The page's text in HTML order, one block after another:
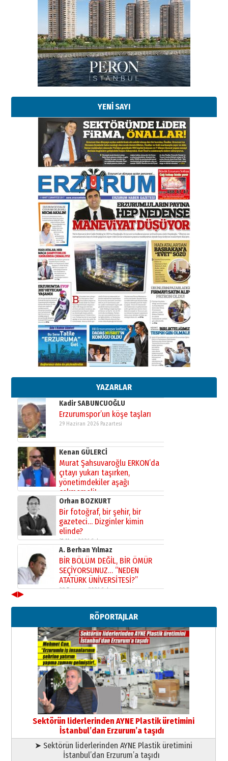
YENİ SAYI
YAZARLAR
Esat BİNDESEN
Başkan Sekmen’den Erzurum’a
bir vizyon proje daha!
02 Ağustos 2026 Pazar
Kadir SABUNCUOĞLU
Erzurumspor’un köşe taşları
29 Haziran 2026 Pazartesi
Kenan GÜLERCİ
Murat Şahsuvaroğlu ERKON’da
çıtayı yukarı taşırken,
yönetimdekiler aşağı
çekmemeli!
17 Şubat 2026 SalıOrhan BOZKURT
Bir fotoğraf, bir şehir, bir
gazeteci… Dizginler kimin
elinde?
31 Mart 2026 Salı
A. Berhan Yılmaz
BİR BÖLÜM DEĞİL, BİR ÖMÜR
SEÇİYORSUNUZ… “NEDEN
ATATÜRK ÜNİVERSİTESİ?”
28 Temmuz 2026 Salı
Ahmet Gökhan YAZICI
Ahmed Yesevi’den bir Alperen…
”Reisimiz” idi… Hakka yürüdü.!
26 Mart 2026 Perşembe
Cem Bakırcı
Ardında bıraktığı hatıralarıyla
gönül adamı Faruk Terzioğlu!
13 Mayıs 2026 Çarşamba
Esat BİNDESEN
Başkan Sekmen’den Erzurum’a
bir vizyon proje daha!
02 Ağustos 2026 Pazar
Kadir SABUNCUOĞLU
Erzurumspor’un köşe taşları
29 Haziran 2026 Pazartesi
Kenan GÜLERCİ
Murat Şahsuvaroğlu ERKON’da
çıtayı yukarı taşırken,
yönetimdekiler aşağı
çekmemeli!
17 Şubat 2026 SalıOrhan BOZKURT
Bir fotoğraf, bir şehir, bir
gazeteci… Dizginler kimin
elinde?
31 Mart 2026 Salı
A. Berhan Yılmaz
BİR BÖLÜM DEĞİL, BİR ÖMÜR
SEÇİYORSUNUZ… “NEDEN
ATATÜRK ÜNİVERSİTESİ?”
28 Temmuz 2026 Salı
Ahmed Yesevi’den bir Alperen…
”Reisimiz” idi… Hakka yürüdü.!
26 Mart 2026 Perşembe
Cem Bakırcı
Ardında bıraktığı hatıralarıyla
gönül adamı Faruk Terzioğlu!
13 Mayıs 2026 Çarşamba
Esat BİNDESEN
Başkan Sekmen’den Erzurum’a
bir vizyon proje daha!
02 Ağustos 2026 Pazar
◀▶
RÖPORTAJLAR
Sektörün liderlerinden AYNE Plastik üretimini
İstanbul’dan Erzurum’a taşıdı
➤ Sektörün liderlerinden AYNE Plastik üretimini
İstanbul’dan Erzurum’a taşıdı